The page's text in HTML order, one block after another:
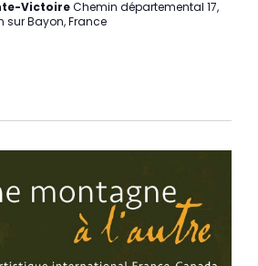
VictoireChemin départemental 17,
sur Bayon, France